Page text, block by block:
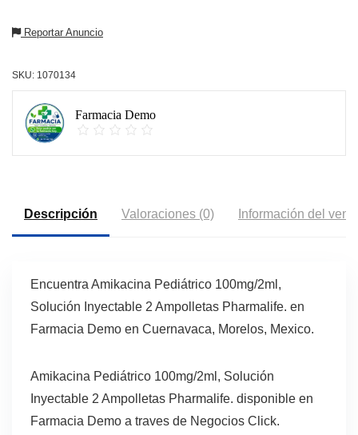
Reportar Anuncio
SKU: 1070134
Farmacia Demo
Descripción Valoraciones (0) Información del
Encuentra Amikacina Pediátrico 100mg/2ml,
Solución Inyectable 2 Ampolletas Pharmalife. en
Farmacia Demo en Cuernavaca, Morelos, Mexico.
Amikacina Pediátrico 100mg/2ml, Solución
Inyectable 2 Ampolletas Pharmalife. disponible en
Farmacia Demo a traves de Negocios Click.